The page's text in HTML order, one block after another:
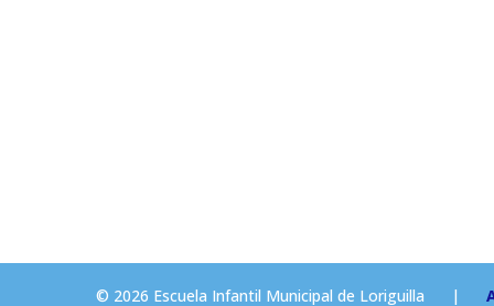
© 2026 Escuela Infantil Municipal de Loriguilla |